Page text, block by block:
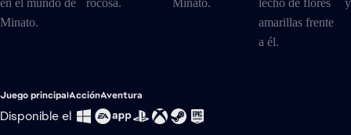
Juego principalAcciónAventura
Disponible el